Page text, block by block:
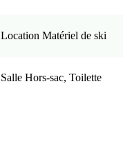
Location Matériel de ski
Salle Hors-sac, Toilette